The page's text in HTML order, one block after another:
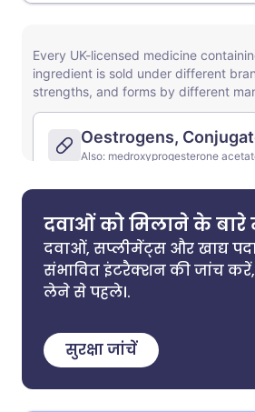
दवाओं को मिलाने के बारे
दवाओं, सप्लीमेंट्स और खाद्य
संभावित इंटरैक्शन की जांच
लेने से पहले।.
सुरक्षा जांचें